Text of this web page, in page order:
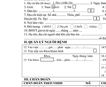
1. Họ và tên (In
hoa):
X
X